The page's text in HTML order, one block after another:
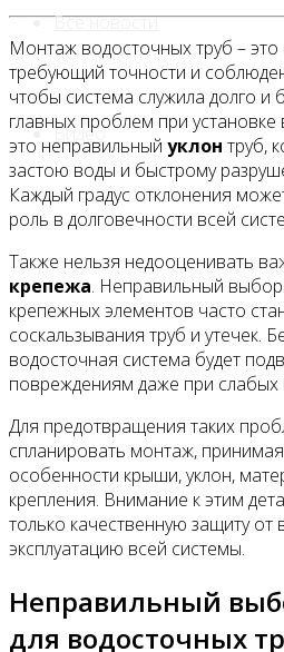
Все новости
Видео
Монтаж водосточных труб –
требующий точности и
чтобы система служила долго и
главных проблем при
это неправильный уклон труб,
застою воды и быстрому
Каждый градус отклонения
роль в долговечности всей
Также нельзя недооценивать
крепежа. Неправильный выбор
крепежных элементов часто
соскальзывания труб и утечек.
водосточная система будет
повреждениям даже при слабых
Для предотвращения таких
спланировать монтаж,
особенности крыши, уклон,
крепления. Внимание к этим
только качественную защиту
эксплуатацию всей системы.
Неправильный
для водосточных